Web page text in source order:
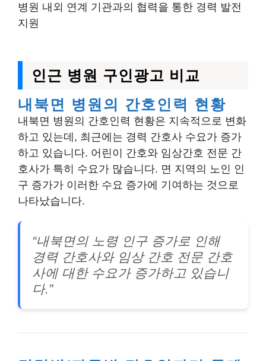
병원 내외 연계 기관과의 협력을 통한 경력 발전
지원
인근 병원 구인광고 비교
내북면 병원의 간호인력 현황
내북면 병원의 간호인력 현황은 지속적으로 변화
하고 있는데, 최근에는 경력 간호사 수요가 증가
하고 있습니다. 어린이 간호와 임상간호 전문 간
호사가 특히 수요가 많습니다. 면 지역의 노인 인
구 증가가 이러한 수요 증가에 기여하는 것으로
나타났습니다.
“내북면의 노령 인구 증가로 인해
경력 간호사와 임상 간호 전문 간호
사에 대한 수요가 증가하고 있습니
다.”